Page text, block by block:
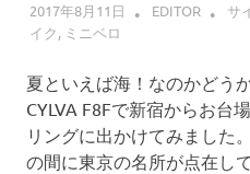
2017年8月11日 EDITOR サ
イク, ミニベロ
夏といえば海！なのかどう
CYLVA F8Fで新宿からお台
リングに出かけてみました
の間に東京の名所が点在し